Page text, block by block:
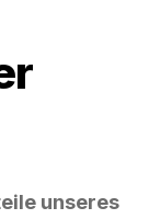
unseres